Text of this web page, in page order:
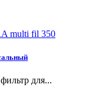
для...